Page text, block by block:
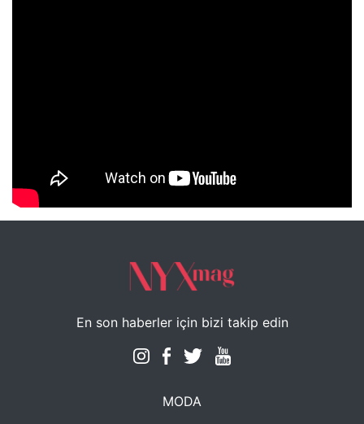
NYXmag 2. Yaş Kutlama Etkinliği
En son haberler için bizi takip edin
MODA